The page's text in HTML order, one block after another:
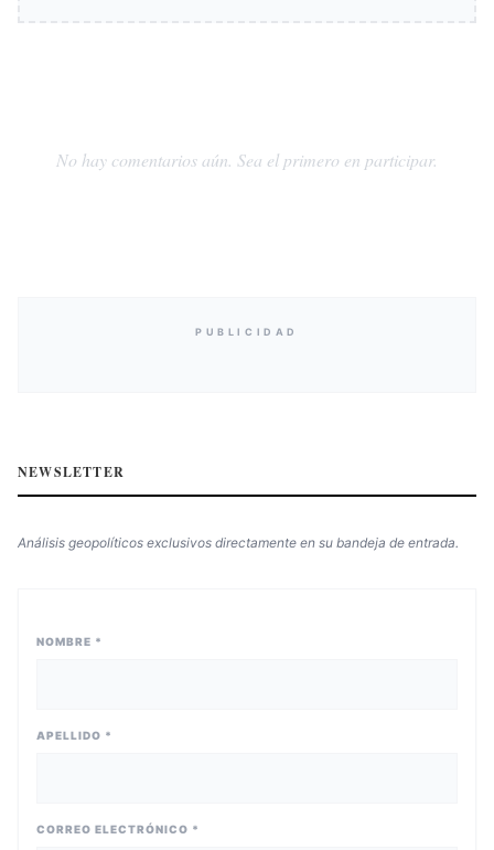
No hay comentarios aún. Sea el primero en participar.
PUBLICIDAD
NEWSLETTER
Análisis geopolíticos exclusivos directamente en su bandeja de entrada.
NOMBRE *
APELLIDO *
CORREO ELECTRÓNICO *